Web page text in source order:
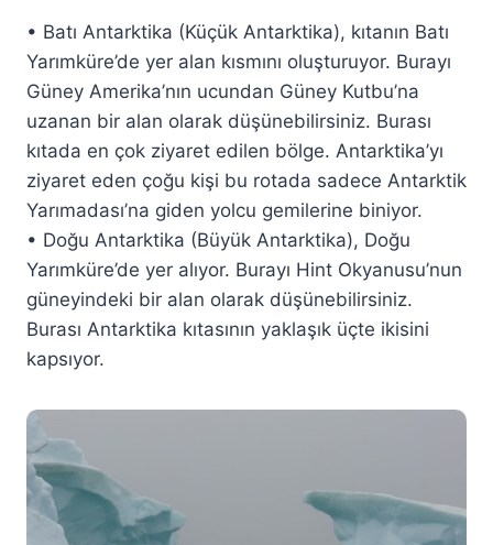
• Batı Antarktika (Küçük Antarktika), kıtanın Batı
Yarımküre’de yer alan kısmını oluşturuyor. Burayı
Güney Amerika’nın ucundan Güney Kutbu’na
uzanan bir alan olarak düşünebilirsiniz. Burası
kıtada en çok ziyaret edilen bölge. Antarktika’yı
ziyaret eden çoğu kişi bu rotada sadece Antarktik
Yarımadası’na giden yolcu gemilerine biniyor.
• Doğu Antarktika (Büyük Antarktika), Doğu
Yarımküre’de yer alıyor. Burayı Hint Okyanusu’nun
güneyindeki bir alan olarak düşünebilirsiniz.
Burası Antarktika kıtasının yaklaşık üçte ikisini
kapsıyor.